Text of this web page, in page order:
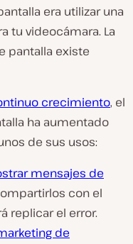
era utilizar una
tu videocámara. La
pantalla existe
crecimiento, el
ha aumentado
de sus usos:
mensajes de
con el
replicar el error.
de